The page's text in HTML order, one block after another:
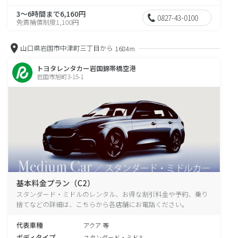
3～6時間まで6,160円
免責補償制度1,100円 0827-43-0100
山口県岩国市中津町三丁目から 1684m
トヨタレンタカー岩国錦帯橋空港
岩国市旭町3-15-1
基本料金プラン（C2）
スタンダード・ミドルのレンタル、お得な割引料金や予約、乗り
捨てなどの詳細は、こちらから各店舗にお電話ください。
代表車種 アクア 等